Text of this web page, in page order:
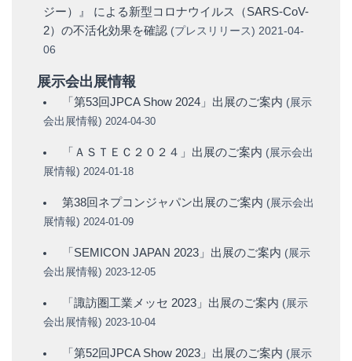
ジー）』 による新型コロナウイルス（SARS-CoV-
2）の不活化効果を確認 (プレスリリース) 2021-04-
06
展示会出展情報
「第53回JPCA Show 2024」出展のご案内 (展示
会出展情報) 2024-04-30
「ＡＳＴＥＣ２０２４」出展のご案内 (展示会出
展情報) 2024-01-18
第38回ネプコンジャパン出展のご案内 (展示会出
展情報) 2024-01-09
「SEMICON JAPAN 2023」出展のご案内 (展示
会出展情報) 2023-12-05
「諏訪圏工業メッセ 2023」出展のご案内 (展示
会出展情報) 2023-10-04
「第52回JPCA Show 2023」出展のご案内 (展示